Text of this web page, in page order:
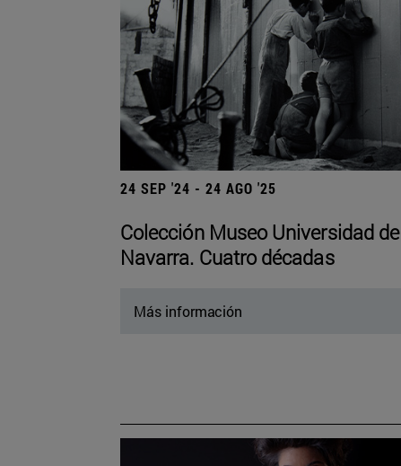
24 SEP '24 - 24 AGO '25
Colección Museo Universidad de
Navarra. Cuatro décadas
Más información